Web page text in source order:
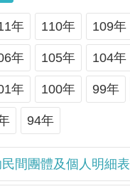
年 110年 109年
年 105年 104年
年 100年 99年
94年
間團體及個人明細表